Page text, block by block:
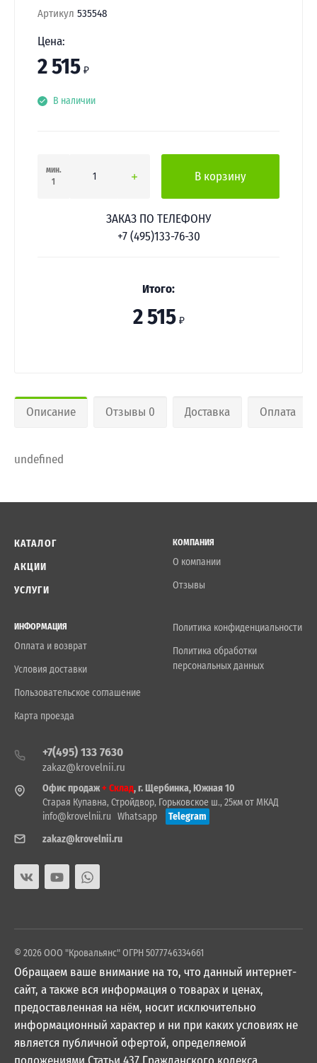
Артикул 535548
Цена:
2 515 ₽
В наличии
мин.
1
В корзину
ЗАКАЗ ПО ТЕЛЕФОНУ
+7 (495)133-76-30
Итого:
2 515 ₽
Описание Отзывы 0 Доставка Оплата
undefined
КАТАЛОГ
АКЦИИ
УСЛУГИ
КОМПАНИЯ
О компании
Отзывы
ИНФОРМАЦИЯ
Оплата и возврат
Условия доставки
Пользовательское соглашение
Карта проезда
Политика конфиденциальности
Политика обработки
персональных данных
+7(495) 133 7630
zakaz@krovelnii.ru
Офис продаж+ Склад, г. Щербинка, Южная 10
Старая Купавна, Стройдвор, Горьковское ш., 25км от МКАД
info@krovelnii.ru Whatsapp
Telegram
zakaz@krovelnii.ru
© 2026 ООО "Кровальянс" ОГРН 5077746334661
Обращаем ваше внимание на то, что данный интернет-
сайт, а также вся информация о товарах и ценах,
предоставленная на нём, носит исключительно
информационный характер и ни при каких условиях не
является публичной офертой, определяемой